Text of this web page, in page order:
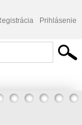
Prihlásenie